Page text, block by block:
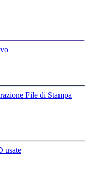
File di Stampa
usate